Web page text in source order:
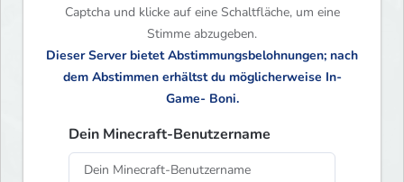
Captcha und klicke auf eine Schaltfläche, um eine
Stimme abzugeben.
Dieser Server bietet Abstimmungsbelohnungen; nach
dem Abstimmen erhältst du möglicherweise In-
Game- Boni.
Dein Minecraft-Benutzername